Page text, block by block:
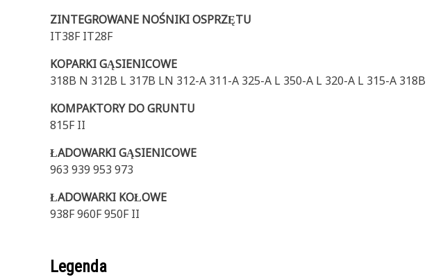
ZINTEGROWANE NOŚNIKI OSPRZĘTU
IT38F IT28F
KOPARKI GĄSIENICOWE
318B N 312B L 317B LN 312-A 311-A 325-A L 350-A L 320-A L 315-A
KOMPAKTORY DO GRUNTU
815F II
ŁADOWARKI GĄSIENICOWE
963 939 953 973
ŁADOWARKI KOŁOWE
938F 960F 950F II
Legenda